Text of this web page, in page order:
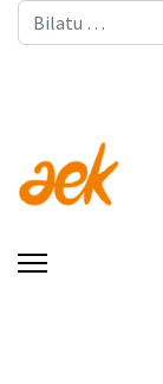
Bilatu